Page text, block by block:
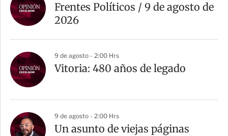
Frentes Políticos / 9 de agosto de
2026
9 de agosto - 2:00 Hrs
Vitoria: 480 años de legado
9 de agosto - 2:00 Hrs
Un asunto de viejas páginas